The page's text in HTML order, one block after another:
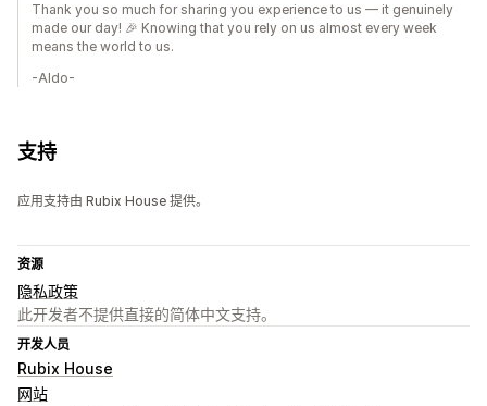
Thank you so much for sharing you experience to us — it genuinely
made our day! 🎉 Knowing that you rely on us almost every week
means the world to us.
-Aldo-
支持
应用支持由 Rubix House 提供。
资源
隐私政策
此开发者不提供直接的简体中文支持。
开发人员
Rubix House
网站